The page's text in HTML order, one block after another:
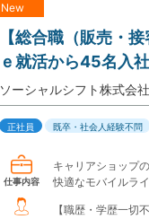
New
【総合職（販売・
ｅ就活から45名入社
ソーシャルシフト株式会
正社員 既卒・社会人経験不問
仕事内容
キャリアショップ
快適なモバイルラ
【職歴・学歴一切